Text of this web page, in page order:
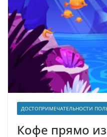
ДОСТОПРИМЕЧАТЕЛЬНОСТИ
Кофе прямо